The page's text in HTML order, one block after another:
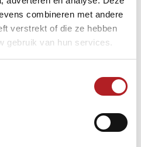
combineren met andere
verstrekt of die ze hebben
gebruik van hun services.
2023 - 10:00
klein hoofdklasse
klein 1e klasse